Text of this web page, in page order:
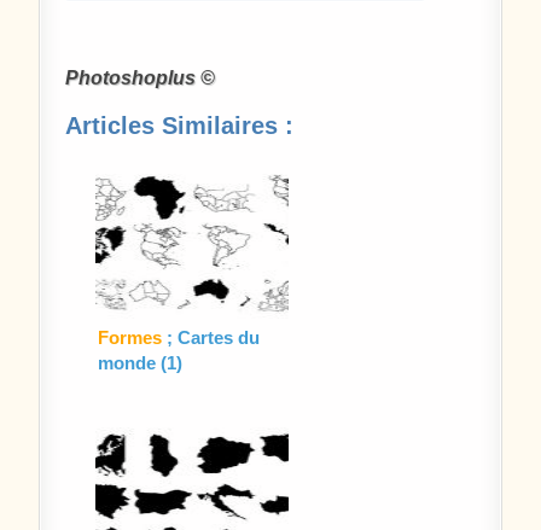
Photoshoplus ©
Articles Similaires :
Formes ; Cartes du
monde (1)